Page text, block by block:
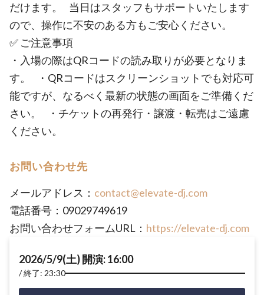
だけます。 当日はスタッフもサポートいたします
ので、操作に不安のある方もご安心ください。
✅ ご注意事項
・入場の際はQRコードの読み取りが必要となりま
す。 ・QRコードはスクリーンショットでも対応可
能ですが、なるべく最新の状態の画面をご準備くだ
さい。 ・チケットの再発行・譲渡・転売はご遠慮
ください。
お問い合わせ先
メールアドレス： contact@elevate-dj.com
電話番号：09029749619
お問い合わせフォームURL： https://elevate-dj.com
2026/5/9(土) 開演: 16:00
終了: 23:30